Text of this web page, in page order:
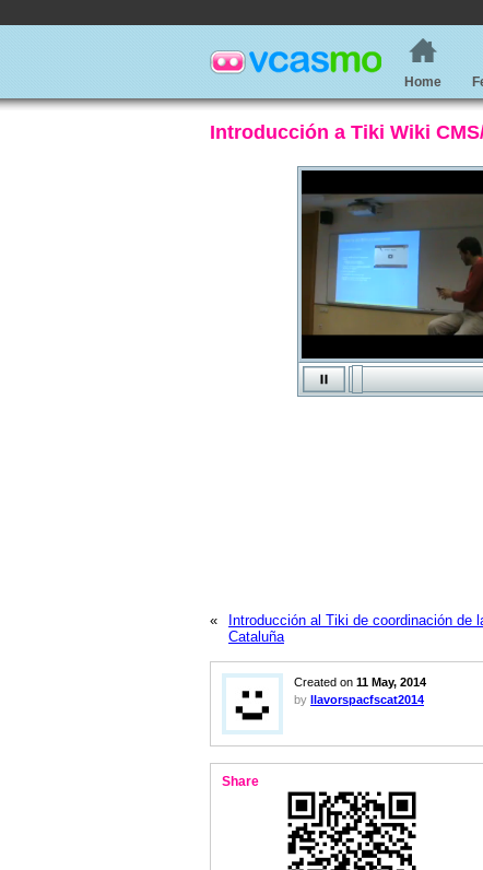
Home
Introducción a Tiki Wiki
«
Introducción al Tiki de coordinación de
Cataluña
Created on 11 May, 2014
by llavorspacfscat2014
Share